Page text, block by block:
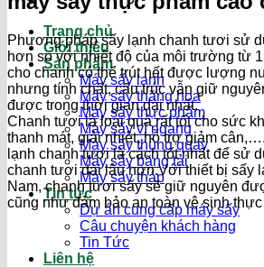
Trang chủ
Giới thiệu
Sản phẩm
Máy sấy lạnh
Máy sấy thăng hoa
Máy sấy thực phẩm
Máy sấy vĩ ngang
Máy sấy thùng quay
Máy sấy băng tải
Máy sấy tháp
Tin tức
Dự án cung cấp máy sấy
Câu chuyện khách hàng
Tin Tức
Liên hệ
Phương pháp sấy lạnh chanh tươi sử
hơn so với nhiệt độ của môi trường từ
cho chanh có thể trút hết được lượng
nhưng tính chất, cấu trúc vẫn giữ
được trong thời gian dài nhất.
Chanh tươi là loại quả rất tốt cho sức
thanh mát, giải nhiệt, hỗ trợ giảm
lạnh chanh tươi là cách tốt nhất để sử
chanh tươi dài lâu hơn.Với thiết bị sấy
Nam, chanh tươi sấy sẽ giữ nguyên
cũng như đảm bảo an toàn vệ sinh thực